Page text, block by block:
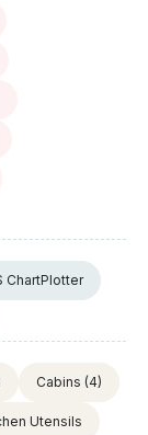
ChartPlotter
Cabins (4)
Utensils